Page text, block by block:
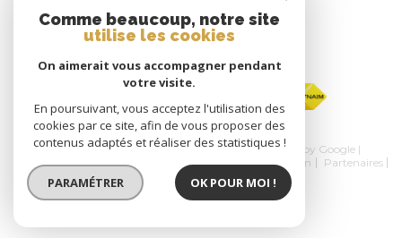
Nous
adhérons
© 2026 | Tous droits réservés | Traduction powered by Google |
Nos honoraires
Plan du site Mentions légales Admin
Partenaires
Politique RGPD
Cookies
Comme beaucoup, notre site
utilise les cookies
On aimerait vous accompagner pendant
votre visite.
En poursuivant, vous acceptez l'utilisation des
cookies par ce site, afin de vous proposer des
contenus adaptés et réaliser des statistiques !
PARAMÉTRER OK POUR MOI !